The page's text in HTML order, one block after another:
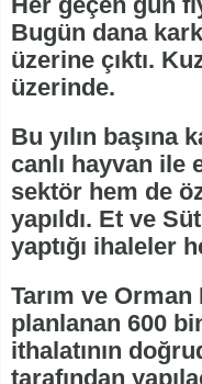
Bugün dana
üzerine çıktı.
üzerinde.
Bu yılın başına
canlı hayvan ile
sektör hem de
yapıldı. Et ve
yaptığı ihaleler
Tarım ve Orman
planlanan 600
ithalatının
tarafından